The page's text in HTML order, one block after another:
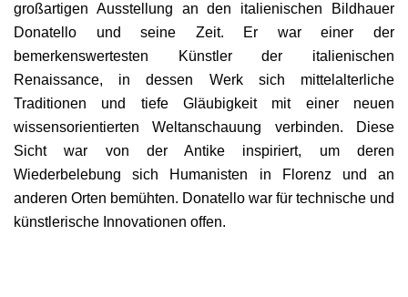
großartigen Ausstellung an den italienischen Bildhauer
Donatello und seine Zeit. Er war einer der
bemerkenswertesten Künstler der italienischen
Renaissance, in dessen Werk sich mittelalterliche
Traditionen und tiefe Gläubigkeit mit einer neuen
wissensorientierten Weltanschauung verbinden. Diese
Sicht war von der Antike inspiriert, um deren
Wiederbelebung sich Humanisten in Florenz und an
anderen Orten bemühten. Donatello war für technische und
künstlerische Innovationen offen.